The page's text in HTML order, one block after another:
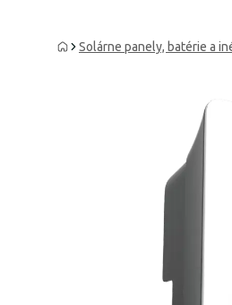
Solárne panely, batérie a